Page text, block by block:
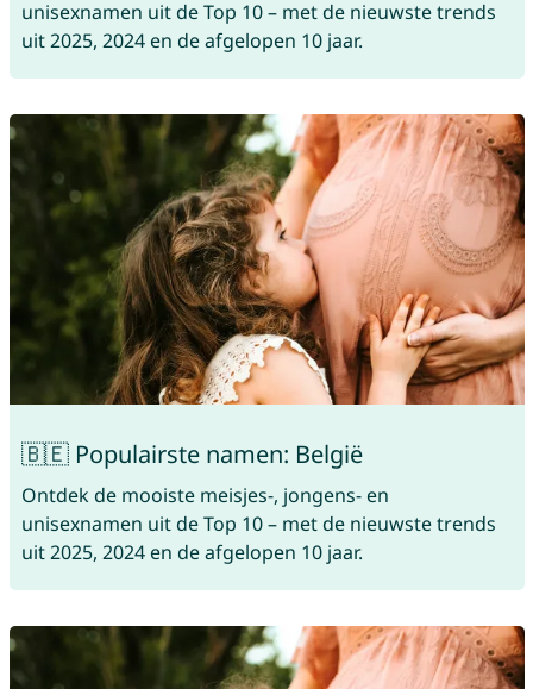
unisexnamen uit de Top 10 – met de nieuwste trends
uit 2025, 2024 en de afgelopen 10 jaar.
🇧🇪 Populairste namen: België
Ontdek de mooiste meisjes-, jongens- en
unisexnamen uit de Top 10 – met de nieuwste trends
uit 2025, 2024 en de afgelopen 10 jaar.